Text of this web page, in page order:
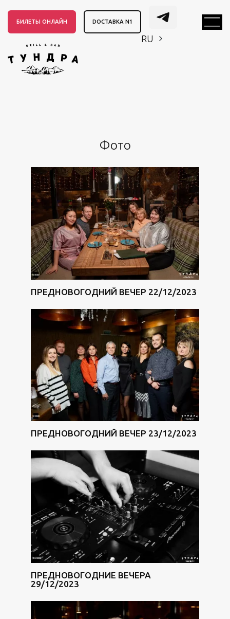
БИЛЕТЫ ОНЛАЙН DОСТАВКА N1
RU
Фото
ПРЕДНОВОГОДНИЙ ВЕЧЕР 22/12/2023
ПРЕДНОВОГОДНИЙ ВЕЧЕР 23/12/2023
ПРЕДНОВОГОДНИЕ ВЕЧЕРА
29/12/2023
EN CH